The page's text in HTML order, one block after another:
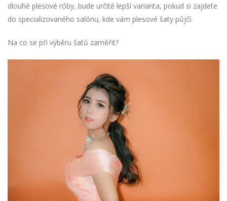
dlouhé plesové róby, bude určitě lepší varianta, pokud si zajdete
do specializovaného salónu, kde vám plesové šaty půjčí.
Na co se při výběru šatů zaměřit?